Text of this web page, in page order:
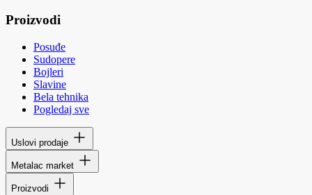
Proizvodi
Posuđe
Sudopere
Bojleri
Slavine
Bela tehnika
Pogledaj sve
Uslovi prodaje
Metalac market
Proizvodi